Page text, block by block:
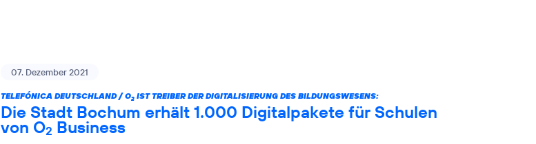
07. Dezember 2021
TELEFÓNICA DEUTSCHLAND / O2 IST TREIBER DER DIGITALISIERUNG DES BILDUNGSWESENS:
Die Stadt Bochum erhält 1.000 Digitalpakete für Schulen
von O2 Business